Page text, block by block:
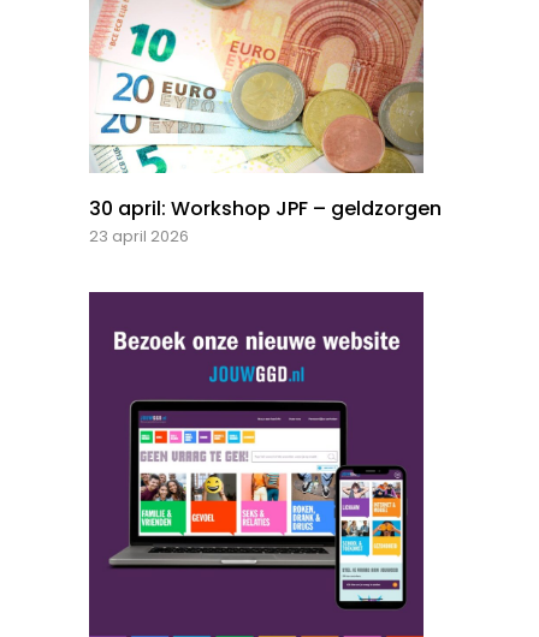
30 april: Workshop JPF – geldzorgen
23 april 2026